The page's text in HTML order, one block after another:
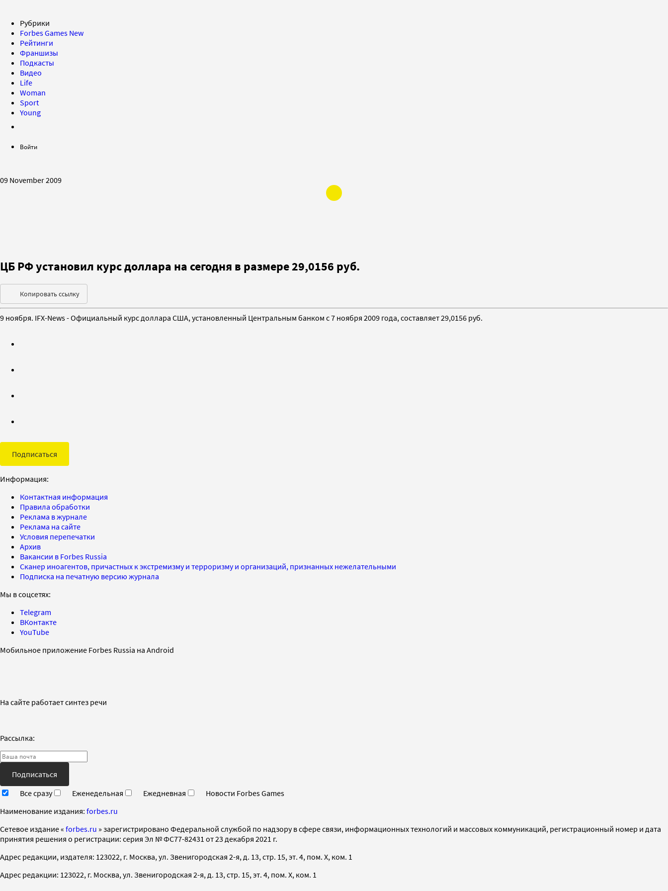
Рубрики
Forbes Games New
Рейтинги
Франшизы
Подкасты
Видео
Life
Woman
Sport
Young
Войти
09 November 2009
ЦБ РФ установил курс доллара на сегодня в размере 29,0156 руб.
Копировать ссылку
9 ноября. IFX-News - Официальный курс доллара США, установленный Центральным банком с 7 ноября 2009 года, составляет 29,0156 руб.
Подписаться
Информация:
Контактная информация
Правила обработки
Реклама в журнале
Реклама на сайте
Условия перепечатки
Архив
Вакансии в Forbes Russia
Сканер иноагентов, причастных к экстремизму и терроризму и организаций, признанных нежелательными
Подписка на печатную версию журнала
Мы в соцсетях:
Telegram
ВКонтакте
YouTube
Мобильное приложение Forbes Russia на Android
На сайте работает синтез речи
Рассылка:
Подписаться
Все сразу
Еженедельная Ежедневная
Новости Forbes Games
Наименование издания: forbes.ru
Cетевое издание « forbes.ru » зарегистрировано Федеральной службой по надзору в сфере связи, информационных технологий и массовых коммуникаций, регистрационный номер и дата
принятия решения о регистрации: серия Эл № ФС77-82431 от 23 декабря 2021 г.
Адрес редакции, издателя: 123022, г. Москва, ул. Звенигородская 2-я, д. 13, стр. 15, эт. 4, пом. X, ком. 1
Адрес редакции: 123022, г. Москва, ул. Звенигородская 2-я, д. 13, стр. 15, эт. 4, пом. X, ком. 1